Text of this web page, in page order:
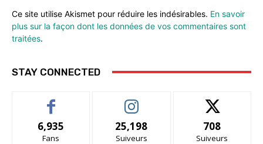
Ce site utilise Akismet pour réduire les indésirables. En savoir
plus sur la façon dont les données de vos commentaires sont
traitées.
STAY CONNECTED
6,935
Fans
25,198
Suiveurs
708
Suiveurs